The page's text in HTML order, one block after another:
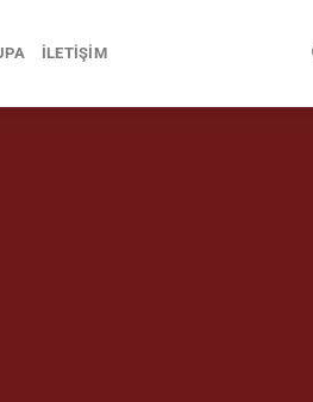
İLETIŞIM